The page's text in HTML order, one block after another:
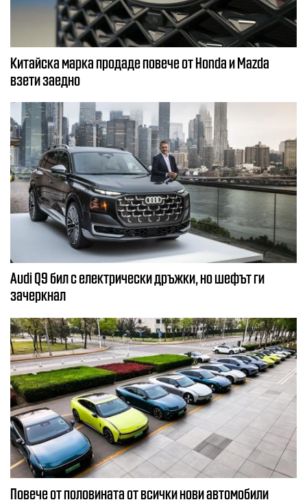
Китайска марка продаде повече от Honda и Mazda
взети заедно
Audi Q9 бил с електрически дръжки, но шефът ги
зачеркнал
Повече от половината от всички нови автомобили